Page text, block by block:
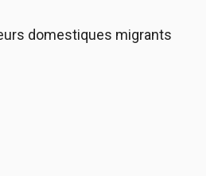
domestiques migrants